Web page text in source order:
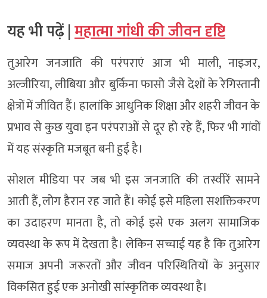
यह भी पढ़ें |महात्मा गांधी की जीवन दृष्टि
तुआरेग जनजाति की परंपराएं आज भी माली, नाइजर,
अल्जीरिया, लीबिया और बुर्किना फासो जैसे देशों के रेगिस्तानी
क्षेत्रों में जीवित हैं। हालांकि आधुनिक शिक्षा और शहरी जीवन के
प्रभाव से कुछ युवा इन परंपराओं से दूर हो रहे हैं, फिर भी गांवों
में यह संस्कृति मजबूत बनी हुई है।
सोशल मीडिया पर जब भी इस जनजाति की तस्वीरें सामने
आती हैं, लोग हैरान रह जाते हैं। कोई इसे महिला सशक्तिकरण
का उदाहरण मानता है, तो कोई इसे एक अलग सामाजिक
व्यवस्था के रूप में देखता है। लेकिन सच्चाई यह है कि तुआरेग
समाज अपनी जरूरतों और जीवन परिस्थितियों के अनुसार
विकसित हुई एक अनोखी सांस्कृतिक व्यवस्था है।